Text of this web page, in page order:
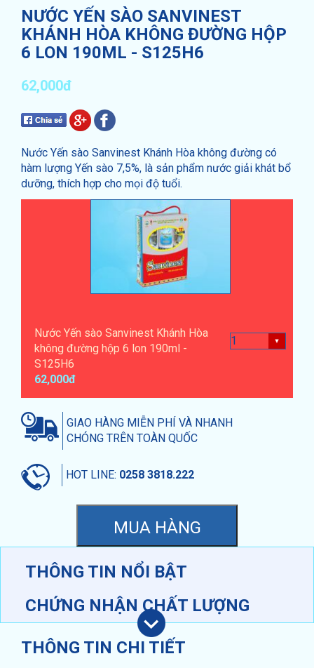
NƯỚC YẾN SÀO SANVINEST
KHÁNH HÒA KHÔNG ĐƯỜNG HỘP
6 LON 190ML - S125H6
62,000đ
Nước Yến sào Sanvinest Khánh Hòa không đường có
hàm lượng Yến sào 7,5%, là sản phẩm nước giải khát bổ
dưỡng, thích hợp cho mọi độ tuổi.
Nước Yến sào Sanvinest Khánh Hòa
không đường hộp 6 lon 190ml -
S125H6
62,000đ
GIAO HÀNG MIỄN PHÍ VÀ NHANH
CHÓNG TRÊN TOÀN QUỐC
HOT LINE: 0258 3818.222
THÔNG TIN NỔI BẬT
CHỨNG NHẬN CHẤT LƯỢNG
THÔNG TIN CHI TIẾT